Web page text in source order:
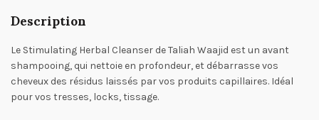
Description
Le Stimulating Herbal Cleanser de Taliah Waajid est un avant
shampooing, qui nettoie en profondeur, et débarrasse vos
cheveux des résidus laissés par vos produits capillaires. Idéal
pour vos tresses, locks, tissage.